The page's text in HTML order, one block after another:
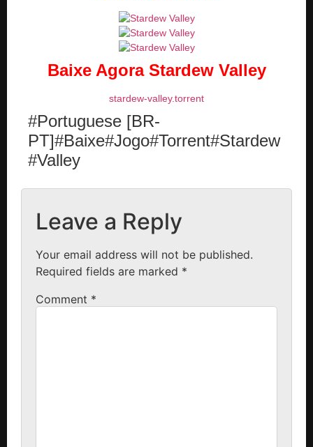
Baixe Agora Stardew Valley
stardew-valley.torrent
#Portuguese [BR-
PT]#Baixe#Jogo#Torrent#Stardew
#Valley
Leave a Reply
Your email address will not be published.
Required fields are marked *
Comment *